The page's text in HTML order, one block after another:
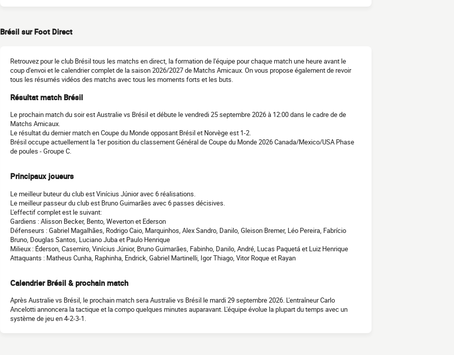
Brésil sur Foot Direct
Retrouvez pour le club Brésil tous les matchs en direct, la formation de l'équipe pour chaque match une heure avant le
coup d'envoi et le calendrier complet de la saison 2026/2027 de Matchs Amicaux. On vous propose également de revoir
tous les résumés vidéos des matchs avec tous les moments forts et les buts.
Résultat match Brésil
Le prochain match du soir est Australie vs Brésil et débute le vendredi 25 septembre 2026 à 12:00 dans le cadre de de
Matchs Amicaux.
Le résultat du dernier match en Coupe du Monde opposant Brésil et Norvège est 1-2.
Brésil occupe actuellement la 1er position du classement Général de Coupe du Monde 2026 Canada/Mexico/USA Phase
de poules - Groupe C.
Principaux joueurs
Le meilleur buteur du club est Vinícius Júnior avec 6 réalisations.
Le meilleur passeur du club est Bruno Guimarães avec 6 passes décisives.
L'effectif complet est le suivant:
Gardiens : Alisson Becker, Bento, Weverton et Ederson
Défenseurs : Gabriel Magalhães, Rodrigo Caio, Marquinhos, Alex Sandro, Danilo, Gleison Bremer, Léo Pereira, Fabrício
Bruno, Douglas Santos, Luciano Juba et Paulo Henrique
Milieux : Éderson, Casemiro, Vinícius Júnior, Bruno Guimarães, Fabinho, Danilo, André, Lucas Paquetá et Luiz Henrique
Attaquants : Matheus Cunha, Raphinha, Endrick, Gabriel Martinelli, Igor Thiago, Vitor Roque et Rayan
Calendrier Brésil & prochain match
Après Australie vs Brésil, le prochain match sera Australie vs Brésil le mardi 29 septembre 2026. L'entraîneur Carlo
Ancelotti annoncera la tactique et la compo quelques minutes auparavant. L'équipe évolue la plupart du temps avec un
système de jeu en 4-2-3-1.